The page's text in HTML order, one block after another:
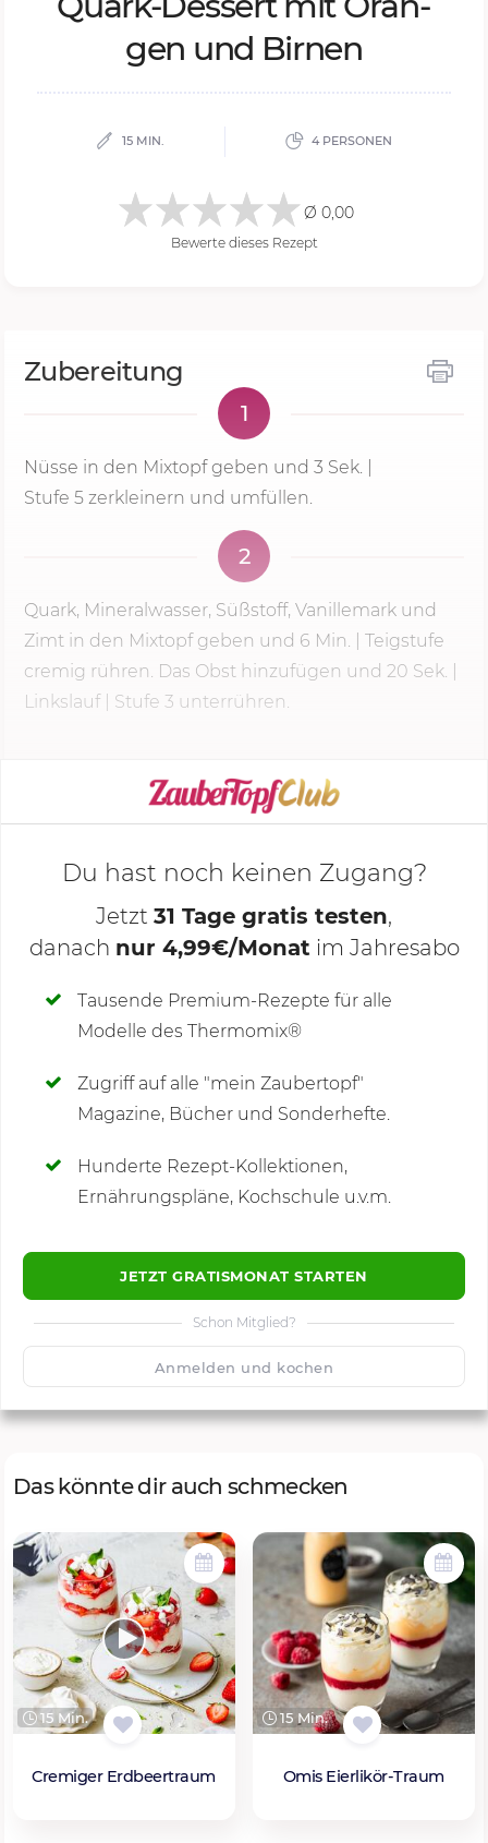
gen und Bir­nen
15 MIN. 4 PERSONEN
Ø 0,00
Bewerte dieses Rezept
Zubereitung
1
Nüsse in den Mixtopf geben und 3 Sek.
Stufe 5 zerkleinern und umfüllen.
2
Quark, Mineralwasser, Süßstoff, Vanillemark und
Zimt in den Mixtopf geben und 6 Min.
| Teigstufe
cremig rühren. Das Obst hinzufügen und 20 Sek.
Linkslauf | Stufe 3 unterrühren.
KOCHMODUS STARTEN
Deine Notizen
Du hast noch keinen Zugang?
Jetzt 31 Tage gratis testen,
danach nur 4,99€/Monat im Jahresabo
Tausende Premium-Rezepte für alle
Modelle des Thermomix®
Zugriff auf alle "mein Zaubertopf"
Magazine, Bücher und Sonderhefte.
Hunderte Rezept-Kollektionen,
Ernährungspläne, Kochschule u.v.m.
JETZT GRATISMONAT STARTEN
Schon Mitglied?
Anmelden und kochen
Kommentare
🙂 Speichern
Das könnte dir auch schmecken
15 Min.
Cremiger Erdbeertraum
15 Min.
Omis Eierlikör-Traum